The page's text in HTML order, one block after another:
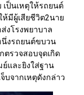
เป็นเหตุให้รถยนต์
ห้มีผู้เสียชีวิต2นาย
งโรงพยาบาล
นึ่งรถยนต์ขบวน
รวจสอบจุดเกิด
และยิงใส่ฐาน
บจากเหตุดังกล่าว